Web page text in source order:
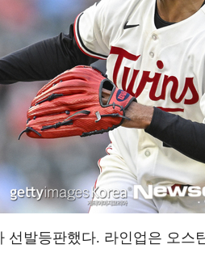
선발등판했다. 라인업은 오스